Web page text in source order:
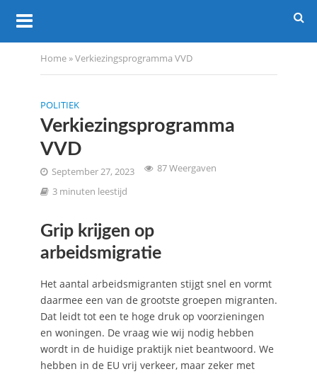
Home»Verkiezingsprogramma VVD
POLITIEK
Verkiezingsprogramma
VVD
September 27, 2023
87 Weergaven
3 minuten leestijd
Grip krijgen op
arbeidsmigratie
Het aantal arbeidsmigranten stijgt snel en vormt
daarmee een van de grootste groepen migranten.
Dat leidt tot een te hoge druk op voorzieningen
en woningen. De vraag wie wij nodig hebben
wordt in de huidige praktijk niet beantwoord. We
hebben in de EU vrij verkeer, maar zeker met